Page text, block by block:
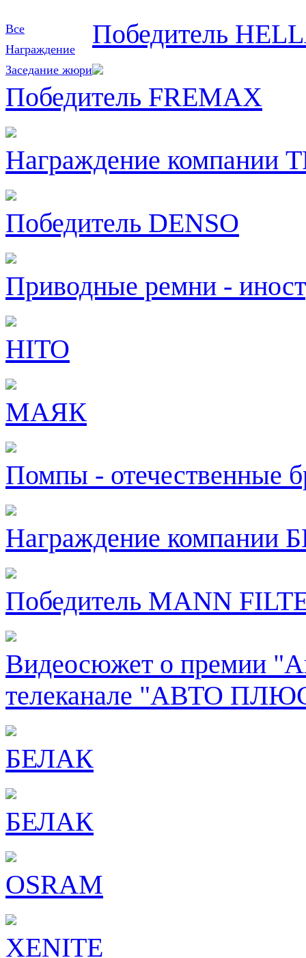
Все
Награждение
Заседание жюри
Победитель
Победитель FREMAX
Награждение компании
Победитель DENSO
Приводные ремни -
HITO
МАЯК
Помпы - отечественные
Награждение
Победитель MANN
Видеосюжет о премии
телеканале "АВТО
БЕЛАК
БЕЛАК
OSRAM
XENITE